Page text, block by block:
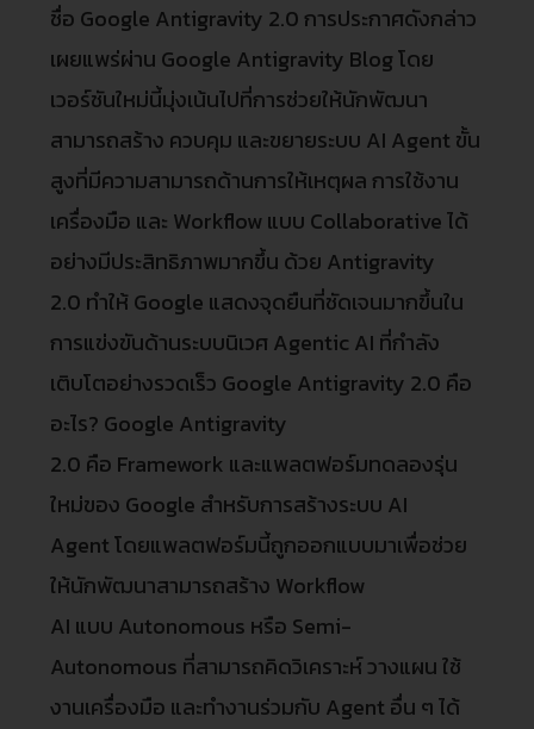
ชื่อ Google Antigravity 2.0 การประกาศดังกล่าว
เผยแพร่ผ่าน Google Antigravity Blog โดย
เวอร์ชันใหม่นี้มุ่งเน้นไปที่การช่วยให้นักพัฒนา
สามารถสร้าง ควบคุม และขยายระบบ AI Agent ขั้น
สูงที่มีความสามารถด้านการให้เหตุผล การใช้งาน
เครื่องมือ และ Workflow แบบ Collaborative ได้
อย่างมีประสิทธิภาพมากขึ้น ด้วย Antigravity
2.0 ทำให้ Google แสดงจุดยืนที่ชัดเจนมากขึ้นใน
การแข่งขันด้านระบบนิเวศ Agentic AI ที่กำลัง
เติบโตอย่างรวดเร็ว Google Antigravity 2.0 คือ
อะไร? Google Antigravity
2.0 คือ Framework และแพลตฟอร์มทดลองรุ่น
ใหม่ของ Google สำหรับการสร้างระบบ AI
Agent โดยแพลตฟอร์มนี้ถูกออกแบบมาเพื่อช่วย
ให้นักพัฒนาสามารถสร้าง Workflow
AI แบบ Autonomous หรือ Semi-
Autonomous ที่สามารถคิดวิเคราะห์ วางแผน ใช้
งานเครื่องมือ และทำงานร่วมกับ Agent อื่น ๆ ได้